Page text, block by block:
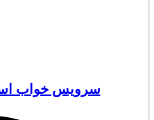
سرویس خواب